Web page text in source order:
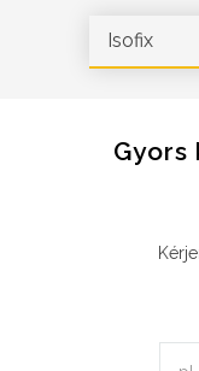
Isofix